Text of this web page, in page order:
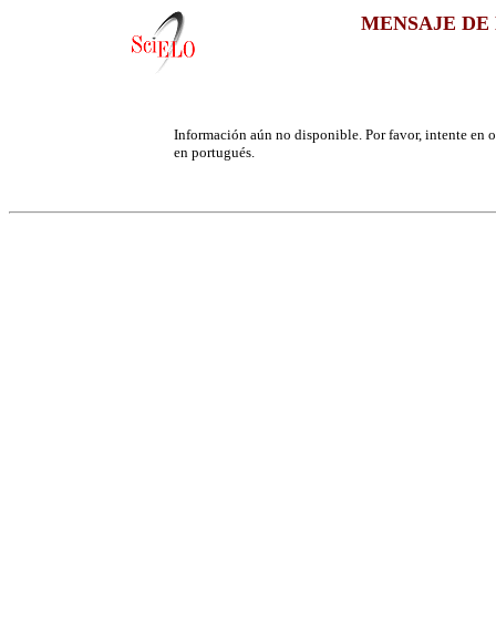
MENSAJE
Información aún no disponible. Por favor, intente en
en portugués.